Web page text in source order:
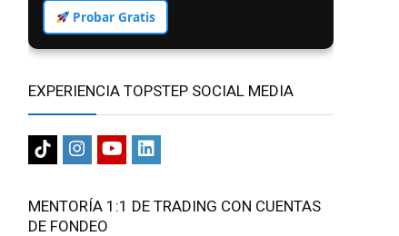
Probar Gratis
EXPERIENCIA TOPSTEP SOCIAL MEDIA
MENTORÍA 1:1 DE TRADING CON CUENTAS
DE FONDEO